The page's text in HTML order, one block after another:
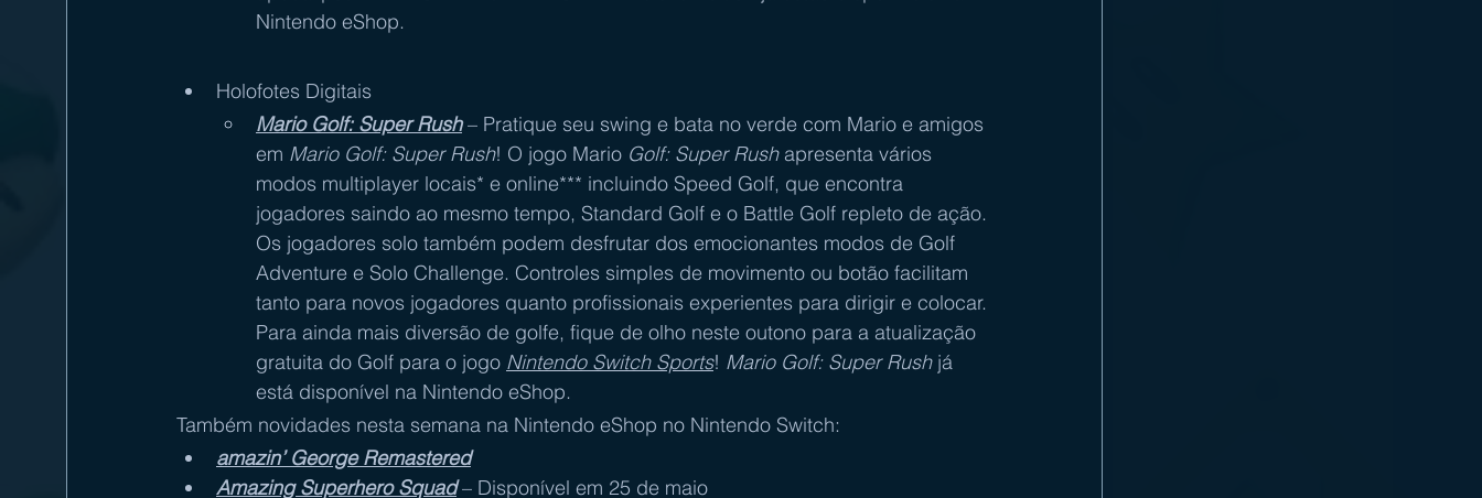
Nintendo eShop.
Holofotes Digitais
Mario Golf: Super Rush – Pratique seu swing e bata no verde com Mario e amigos
em Mario Golf: Super Rush! O jogo Mario Golf: Super Rush apresenta vários
modos multiplayer locais* e online*** incluindo Speed Golf, que encontra
jogadores saindo ao mesmo tempo, Standard Golf e o Battle Golf repleto de ação.
Os jogadores solo também podem desfrutar dos emocionantes modos de Golf
Adventure e Solo Challenge. Controles simples de movimento ou botão facilitam
tanto para novos jogadores quanto profissionais experientes para dirigir e colocar.
Para ainda mais diversão de golfe, fique de olho neste outono para a atualização
gratuita do Golf para o jogo Nintendo Switch Sports! Mario Golf: Super Rush já
está disponível na Nintendo eShop.
Também novidades nesta semana na Nintendo eShop no Nintendo Switch:
amazin’ George Remastered
Amazing Superhero Squad – Disponível em 25 de maio